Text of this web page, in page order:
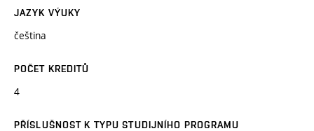
JAZYK VÝUKY
čeština
POČET KREDITŮ
4
PŘÍSLUŠNOST K TYPU STUDIJNÍHO PROGRAMU